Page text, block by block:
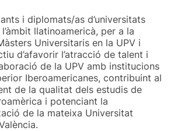
i diplomats/as d’universitats
llatinoamericà, per a la
Universitaris en la UPV i
d’afavorir l’atracció de talent i
de la UPV amb institucions
Iberoamericanes, contribuint al
de la qualitat dels estudis de
i potenciant la
de la mateixa Universitat